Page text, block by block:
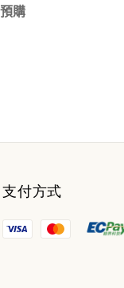
購
支付方式